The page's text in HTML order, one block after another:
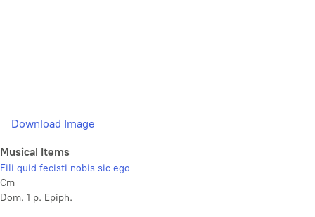
Download Image
Musical Items
Fili quid fecisti nobis sic ego
Cm
Dom. 1 p. Epiph.